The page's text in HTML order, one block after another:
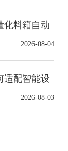
化料箱自动
2026-08-04
适配智能设
2026-08-03